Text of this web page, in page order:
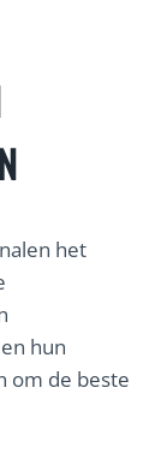
het
hun
om de beste